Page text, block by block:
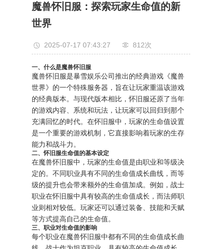
魔兽怀旧服：探索玩家生命值的新
世界
2025-07-17 07:43:27 812次
一、什么是魔兽怀旧服
魔兽怀旧服是暴雪娱乐公司推出的经典游戏《魔兽
世界》的一个特殊服务器，旨在让玩家重温该游戏
的经典版本。与现代版本相比，怀旧服还原了当年
的游戏内容、系统和玩法，让玩家可以回归到那个
充满回忆的时代。在怀旧服中，玩家的生命值设置
是一个重要的游戏机制，它直接影响着玩家的生存
能力和战斗力。
二、怀旧服生命值的基本设定
在魔兽怀旧服中，玩家的生命值是由职业和等级决
定的。不同职业具有不同的生命值成长曲线，而等
级的提升也会带来额外的生命值加成。例如，战士
职业在怀旧服中具有较高的生命值成长，而法师职
业则相对较低。玩家还可以通过装备、技能和天赋
等方式提高自己的生命值。
三、职业对生命值的影响
每个职业在魔兽怀旧服中都有不同的生命值成长曲